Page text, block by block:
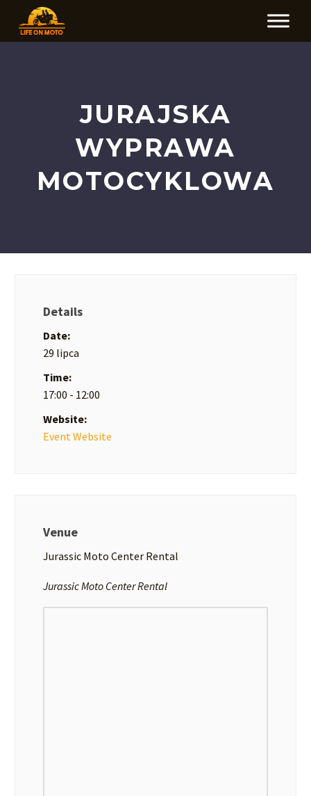
JURAJSKA
WYPRAWA
MOTOCYKLOWA
Details
Date:
29 lipca
Time:
17:00 - 12:00
Website:
Event Website
Venue
Jurassic Moto Center Rental
Jurassic Moto Center Rental